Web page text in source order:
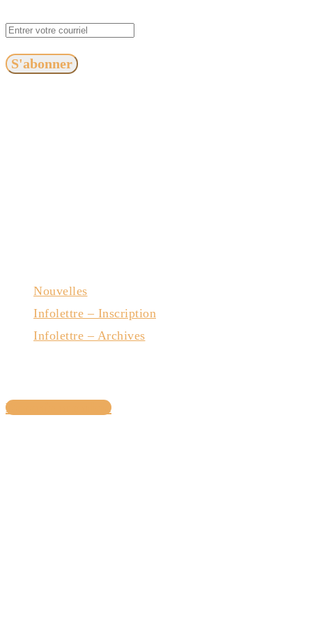
S'abonner
Nouvelles
Infolettre – Inscription
Infolettre – Archives
Devenir membre